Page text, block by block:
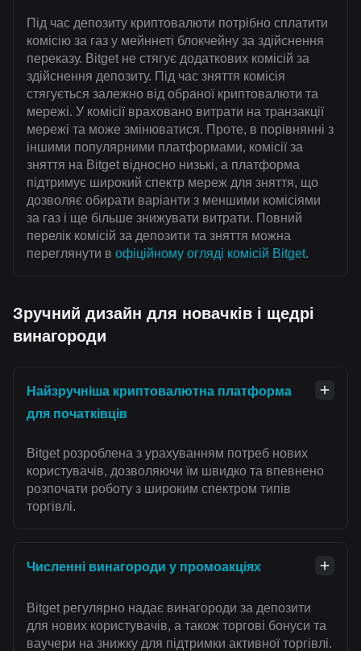
Під час депозиту криптовалюти потрібно сплатити
комісію за газ у мейннеті блокчейну за здійснення
переказу. Bitget не стягує додаткових комісій за
здійснення депозиту. Під час зняття комісія
стягується залежно від обраної криптовалюти та
мережі. У комісії враховано витрати на транзакції
мережі та може змінюватися. Проте, в порівнянні з
іншими популярними платформами, комісії за
зняття на Bitget відносно низькі, а платформа
підтримує широкий спектр мереж для зняття, що
дозволяє обирати варіанти з меншими комісіями
за газ і ще більше знижувати витрати. Повний
перелік комісій за депозити та зняття можна
переглянути в офіційному огляді комісій Bitget.
Зручний дизайн для новачків і щедрі
винагороди
Найзручніша криптовалютна платформа
для початківців
Bitget розроблена з урахуванням потреб нових
користувачів, дозволяючи їм швидко та впевнено
розпочати роботу з широким спектром типів
торгівлі.
Численні винагороди у промоакціях
Bitget регулярно надає винагороди за депозити
для нових користувачів, а також торгові бонуси та
ваучери на знижку для підтримки активної торгівлі.